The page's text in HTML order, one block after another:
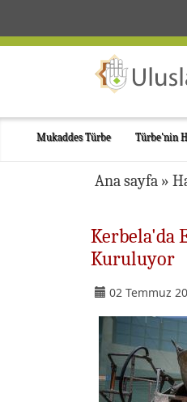
Mukaddes Türbe Türbe'nin
Ana sayfa »
Kerbela'da
Kuruluyor
02 Temmuz